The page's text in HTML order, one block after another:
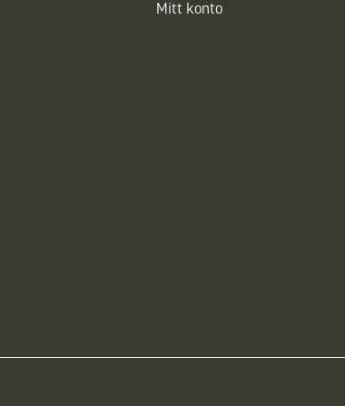
Mitt konto